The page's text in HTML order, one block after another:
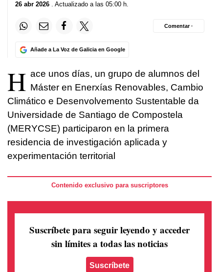
26 abr 2026 . Actualizado a las 05:00 h.
Añade a La Voz de Galicia en Google
Comentar ·
H ace unos días, un grupo de alumnos del
Máster en Enerxías Renovables, Cambio
Climático e Desenvolvemento Sustentable da
Universidade de Santiago de Compostela
(MERYCSE) participaron en la primera
residencia de investigación aplicada y
experimentación territorial
Contenido exclusivo para suscriptores
Suscríbete para seguir leyendo y acceder
sin límites a todas las noticias
Suscríbete